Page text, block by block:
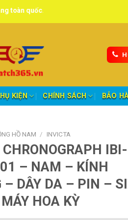
KIỆN CHÍNH SÁCH BẢO
HỒ NAM / INVICTA
IBI-
– NAM – KÍNH
– DÂY DA – PIN –
HOA KỲ